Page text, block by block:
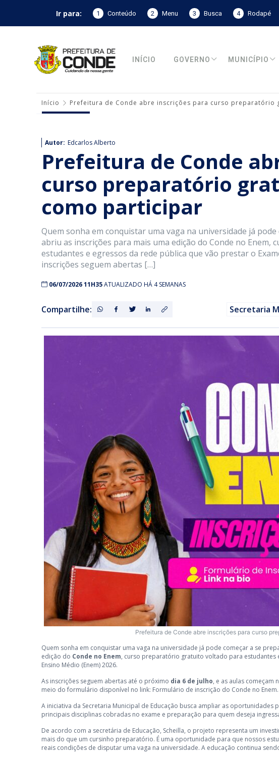
Ir para: 1 Conteúdo 2 Menu 3 Busca 4 Rodapé
INÍCIO GOVERNO MUNICÍPIO
Início Prefeitura de Conde abre inscrições para curso preparatório
Autor: Edcarlos Alberto
Prefeitura de Conde
curso preparatório
como participar
Quem sonha em conquistar uma vaga na universidade já
abriu as inscrições para mais uma edição do Conde no
estudantes e egressos da rede pública que vão prestar o
inscrições seguem abertas […]
06/07/2026 11H35ATUALIZADO HÁ 4 SEMANAS
Compartilhe: Secretaria
Prefeitura de Conde abre inscrições para curso
Quem sonha em conquistar uma vaga na universidade já pode começar a se
edição do Conde no Enem, curso preparatório gratuito voltado para estudantes
Ensino Médio (Enem) 2026.
As inscrições seguem abertas até o próximo dia 6 de julho, e as aulas começam
meio do formulário disponível no link: Formulário de inscrição do Conde no Enem.
A iniciativa da Secretaria Municipal de Educação busca ampliar as
principais disciplinas cobradas no exame e preparação para quem deseja
De acordo com a secretária de Educação, Scheilla, o projeto representa um
mais do que um cursinho preparatório. É uma oportunidade para que nossos
reais condições de disputar uma vaga na universidade. A educação continua